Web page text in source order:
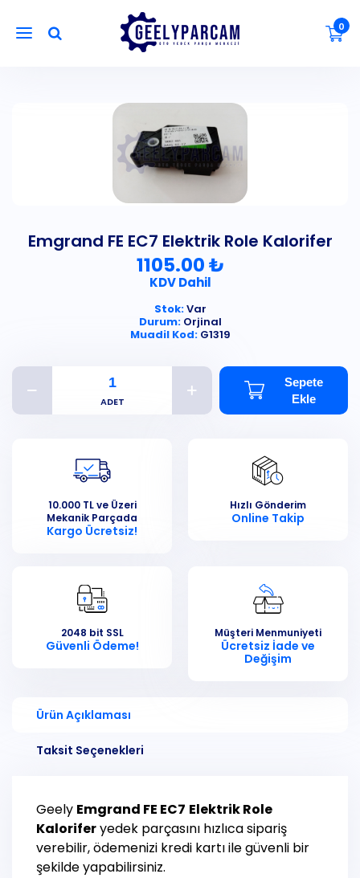
0
Emgrand FE EC7 Elektrik Role Kalorifer
1105.00 ₺
KDV Dahil
Stok:Var
Durum:Orjinal
Muadil Kod:G1319
Sepete
Ekle
10.000 TL ve Üzeri
Mekanik Parçada
Kargo Ücretsiz!
Hızlı Gönderim
Online Takip
2048 bit SSL
Güvenli Ödeme!
Müşteri Menmuniyeti
Ücretsiz İade ve
Değişim
Ürün Açıklaması
Taksit Seçenekleri
Geely Emgrand FE EC7 Elektrik Role
Kaloriferyedek parçasını hızlıca sipariş
verebilir, ödemenizi kredi kartı ile güvenli bir
şekilde yapabilirsiniz.